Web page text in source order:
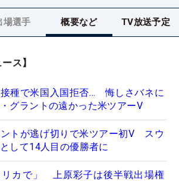
場選手 概要など TV放送予定
ス】
接種で米国入国拒否… 悔しさバネに
グラントの遠かった米ツアーV
ントが逃げ切りで米ツアー初V スウ
して14人目の優勝者に
リカで」 上原彩子は後半戦出場権